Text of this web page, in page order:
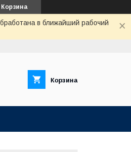
Корзина
в ближайший рабочий
Корзина